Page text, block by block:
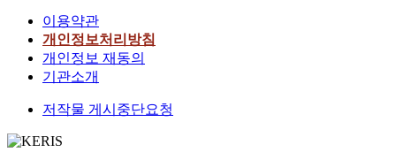
이용약관
개인정보처리방침
개인정보 재동의
기관소개
저작물 게시중단요청